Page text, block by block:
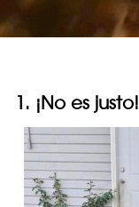
1. ¡No es justo!